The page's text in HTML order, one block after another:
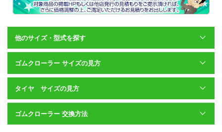
他のサイズ・型式を探す
ゴムクローラー サイズの見方
タイヤ サイズの見方
ゴムクローラー 交換方法